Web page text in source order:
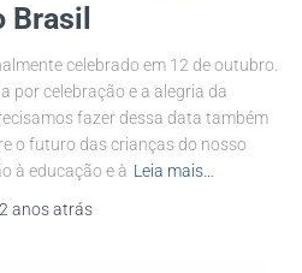
Brasil
celebrado em 12 de outubro.
por celebração e a alegria da
fazer dessa data também
o futuro das crianças do nosso
à educação e à Leia mais…
2 anosatrás